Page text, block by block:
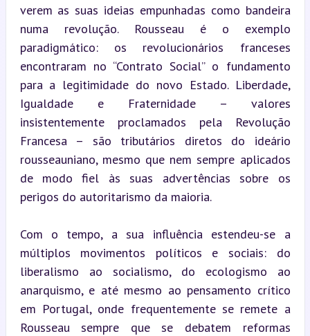
verem as suas ideias empunhadas como bandeira
numa revolução. Rousseau é o exemplo
paradigmático: os revolucionários franceses
encontraram no “Contrato Social” o fundamento
para a legitimidade do novo Estado. Liberdade,
Igualdade e Fraternidade – valores
insistentemente proclamados pela Revolução
Francesa – são tributários diretos do ideário
rousseauniano, mesmo que nem sempre aplicados
de modo fiel às suas advertências sobre os
perigos do autoritarismo da maioria.
Com o tempo, a sua influência estendeu-se a
múltiplos movimentos políticos e sociais: do
liberalismo ao socialismo, do ecologismo ao
anarquismo, e até mesmo ao pensamento crítico
em Portugal, onde frequentemente se remete a
Rousseau sempre que se debatem reformas